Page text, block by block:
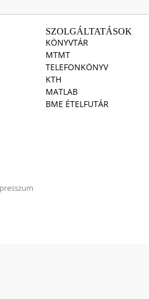
SZOLGÁLTATÁSOK
KÖNYVTÁR
MTMT
TELEFONKÖNYV
KTH
MATLAB
BME ÉTELFUTÁR